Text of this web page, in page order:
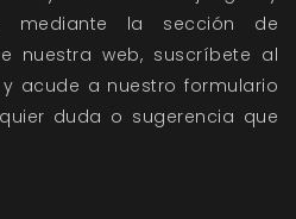
mediante la sección de
nuestra web, suscríbete al
y acude a nuestro formulario
duda o sugerencia que